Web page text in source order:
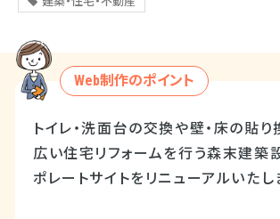
Web制作のポイント
トイレ・洗面台の交換や壁・床の貼り
広い住宅リフォームを行う森末建築
ポレートサイトをリニューアルいたし